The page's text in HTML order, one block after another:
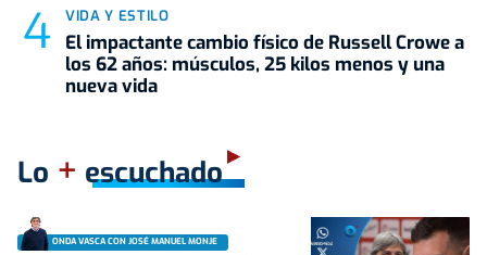
VIDA Y ESTILO
El impactante cambio físico de Russell Crowe a
los 62 años: músculos, 25 kilos menos y una
nueva vida
Lo + escuchado
ONDA VASCA CON JOSÉ MANUEL MONJE